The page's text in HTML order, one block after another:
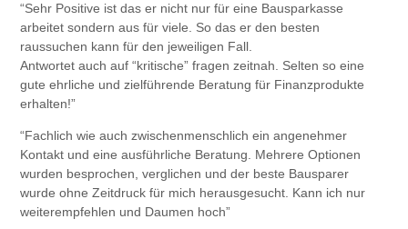
“Sehr Positive ist das er nicht nur für eine Bausparkasse
arbeitet sondern aus für viele. So das er den besten
raussuchen kann für den jeweiligen Fall.
Antwortet auch auf “kritische” fragen zeitnah. Selten so eine
gute ehrliche und zielführende Beratung für Finanzprodukte
erhalten!”
“Fachlich wie auch zwischenmenschlich ein angenehmer
Kontakt und eine ausführliche Beratung. Mehrere Optionen
wurden besprochen, verglichen und der beste Bausparer
wurde ohne Zeitdruck für mich herausgesucht. Kann ich nur
weiterempfehlen und Daumen hoch”